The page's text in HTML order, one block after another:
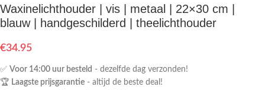
Waxinelichthouder | vis | metaal | 22×30 cm |
blauw | handgeschilderd | theelichthouder
€34.95
✅ Voor 14:00 uur besteld - dezelfde dag verzonden!
🏆 Laagste prijsgarantie - altijd de beste deal!